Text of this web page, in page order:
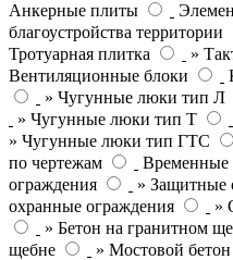
Анкерные плиты
благоустройства территории
Тротуарная плитка
»
Вентиляционные блоки
» Чугунные люки тип Л
» Чугунные люки тип Т
» Чугунные люки тип ГТС
по чертежам
Временные
ограждения
» Защитные
охранные ограждения
»
» Бетон на гранитном
щебне
» Мостовой бетон